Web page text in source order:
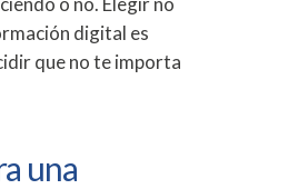
digital es
que no te importa
una